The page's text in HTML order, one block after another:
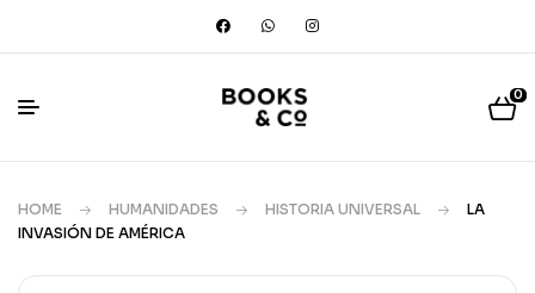
0
HOME HUMANIDADES HISTORIA UNIVERSAL
LA
INVASIÓN DE AMÉRICA